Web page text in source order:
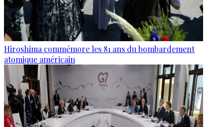
Hiroshima commémore les 81 ans du bombardement
atomique américain